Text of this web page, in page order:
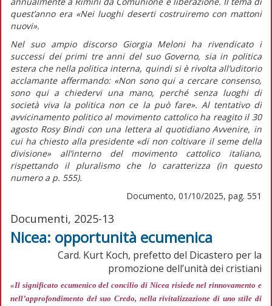
quest’anno era «Nei luoghi deserti costruiremo con mattoni
nuovi».
Nel suo ampio discorso Giorgia Meloni ha rivendicato i
successi dei primi tre anni del suo Governo, sia in politica
estera che nella politica interna, quindi si è rivolta all’uditorio
acclamante affermando:«Non sono qui a cercare consenso,
sono qui a chiedervi una mano, perché senza luoghi di
società viva la politica non ce la può fare». Al tentativo di
avvicinamento politico al movimento cattolico ha reagito il 30
agosto Rosy Bindi con una lettera al quotidianoAvvenire, in
cui ha chiesto alla presidente«di non coltivare il seme della
divisione» all’interno del movimento cattolico italiano,
rispettando il pluralismo che lo caratterizza (inquesto
numero a p. 555).
Documento, 01/10/2025, pag. 551
Documenti, 2025-13
Nicea: opportunità ecumenica
Card. Kurt Koch, prefetto del Dicastero per la
promozione dell’unità dei cristiani
«Il significato ecumenico del concilio di Nicea risiede nel rinnovamento e
nell’approfondimento del suo Credo, nella rivitalizzazione di uno stile di